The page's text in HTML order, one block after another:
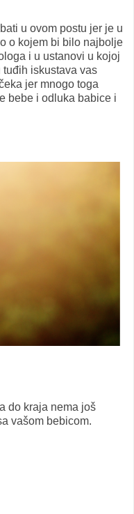
u ovom postu jer je u
o kojem bi bilo najbolje
i u ustanovi u kojoj
iskustava vas
jer mnogo toga
bebe i odluka babice i
do kraja nema još
vašom bebicom.